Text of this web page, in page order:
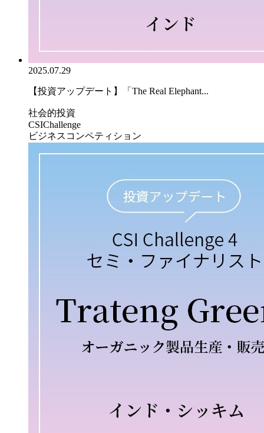
2025.07.29
【投資アップデート】「The Real Elephant...
社会的投資
CSIChallenge
ビジネスコンペティション